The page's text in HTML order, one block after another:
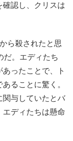
確認し、クリスは
ら殺されたと思
だ。エディたち
ったことで、ト
ることに驚く。
関与していたとバ
エディたちは懸命